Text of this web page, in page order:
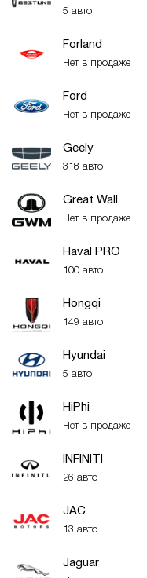
5 авто
Forland
Нет в продаже
Ford
Нет в продаже
Geely
318 авто
Great Wall
Нет в продаже
Haval PRO
100 авто
Hongqi
149 авто
Hyundai
5 авто
HiPhi
Нет в продаже
INFINITI
26 авто
JAC
13 авто
Jaguar